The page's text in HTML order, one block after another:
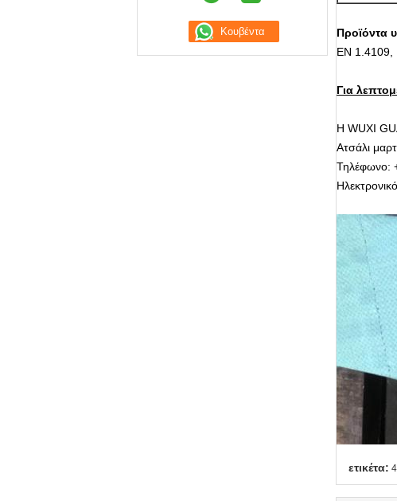
Προϊόντα
EN 1.4109,
Για
Η WUXI
Ατσάλι
Τηλέφωνο:
ετικέτα: